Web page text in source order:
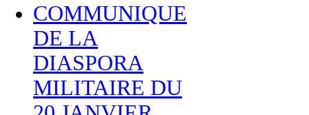
COMMUNIQUE
DE LA
DIASPORA
MILITAIRE DU